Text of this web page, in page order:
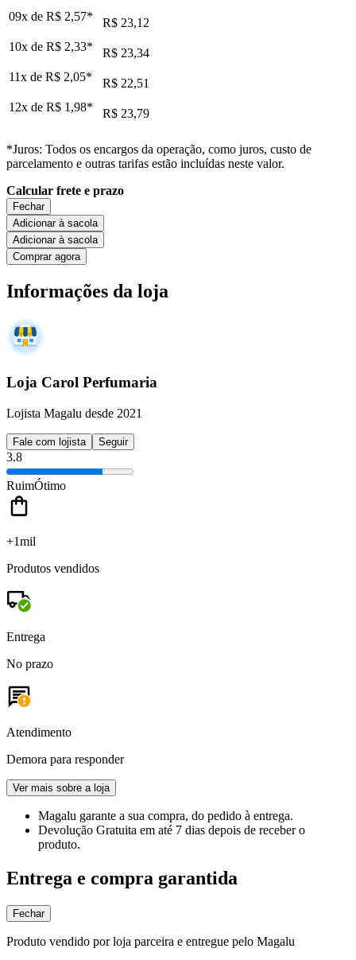
09x de R$ 2,57*
R$ 23,12
10x de R$ 2,33*
R$ 23,34
11x de R$ 2,05*
R$ 22,51
12x de R$ 1,98* R$ 23,79
*Juros: Todos os encargos da operação, como juros, custo de
parcelamento e outras tarifas estão incluídas neste valor.
Calcular frete e prazo
Fechar
Adicionar à sacola
Adicionar à sacola
Comprar agora
Informações da loja
Loja Carol Perfumaria
Lojista Magalu desde 2021
Fale com lojista Seguir
3.8
RuimÓtimo
+1mil
Produtos vendidos
Entrega
No prazo
Atendimento
Demora para responder
Ver mais sobre a loja
Magalu garante a sua compra, do pedido à entrega.
Devolução Gratuita em até 7 dias depois de receber o
produto.
Entrega e compra garantida
Fechar
Produto vendido por loja parceira e entregue pelo Magalu